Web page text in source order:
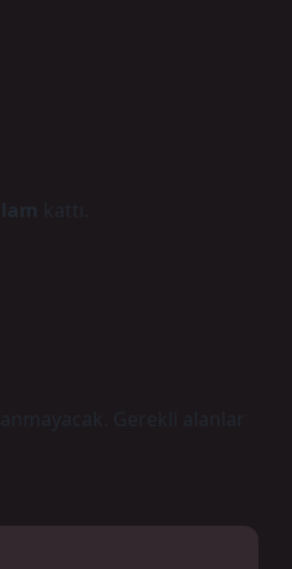
kattı.
Gerekli alanlar